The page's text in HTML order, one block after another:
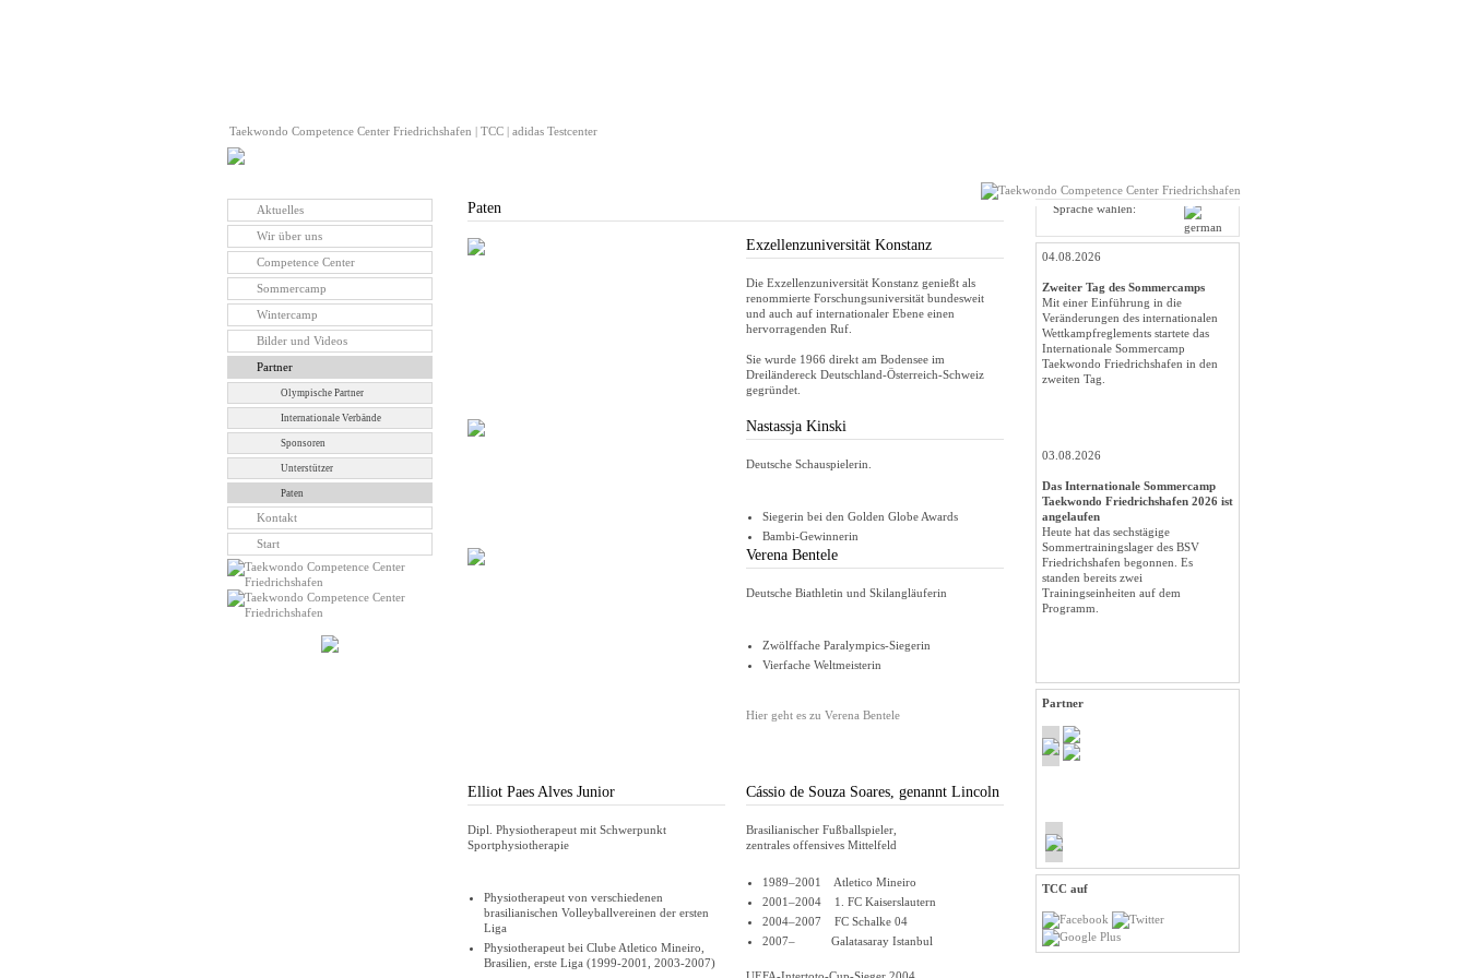
Taekwondo Competence Center Friedrichshafen | TCC | adidas Testcenter
Aktuelles
Wir über uns
Competence Center
Sommercamp
Wintercamp
Bilder und Videos
Partner
Olympische Partner
Internationale Verbände
Sponsoren
Unterstützer
Paten
Kontakt
Start
Paten
Exzellenzuniversität Konstanz
Die Exzellenzuniversität Konstanz genießt als
renommierte Forschungsuniversität bundesweit
und auch auf internationaler Ebene einen
hervorragenden Ruf.
Sie wurde 1966 direkt am Bodensee im
Dreiländereck Deutschland-Österreich-Schweiz
gegründet.
Nastassja Kinski
Deutsche Schauspielerin.
Siegerin bei den Golden Globe Awards
Bambi-Gewinnerin
Verena Bentele
Deutsche Biathletin und Skilangläuferin
Zwölffache Paralympics-Siegerin
Vierfache Weltmeisterin
Hier geht es zu Verena Bentele
Elliot Paes Alves Junior
Dipl. Physiotherapeut mit Schwerpunkt
Sportphysiotherapie
Physiotherapeut von verschiedenen
brasilianischen Volleyballvereinen der ersten
Liga
Physiotherapeut bei Clube Atletico Mineiro,
Brasilien, erste Liga (1999-2001, 2003-2007)
Cássio de Souza Soares, genannt Lincoln
Brasilianischer Fußballspieler,
zentrales offensives Mittelfeld
1989–2001 Atletico Mineiro
2001–2004 1. FC Kaiserslautern
2004–2007 FC Schalke 04
2007– Galatasaray Istanbul
Sprache wählen:
04.08.2026
Zweiter Tag des Sommercamps
Mit einer Einführung in die
Veränderungen des internationalen
Wettkampfreglements startete das
Internationale Sommercamp
Taekwondo Friedrichshafen in den
zweiten Tag.
03.08.2026
Das Internationale Sommercamp
Taekwondo Friedrichshafen 2026 ist
angelaufen
Heute hat das sechstägige
Sommertrainingslager des BSV
Friedrichshafen begonnen. Es
standen bereits zwei
Trainingseinheiten auf dem
Programm.
Partner
TCC auf